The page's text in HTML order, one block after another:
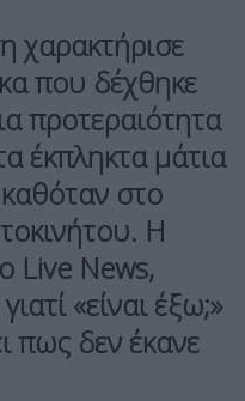
χαρακτήρισε
που δέχθηκε
προτεραιότητα
έκπληκτα μάτια
στο
Η
Live News,
«είναι έξω;»
πως δεν έκανε